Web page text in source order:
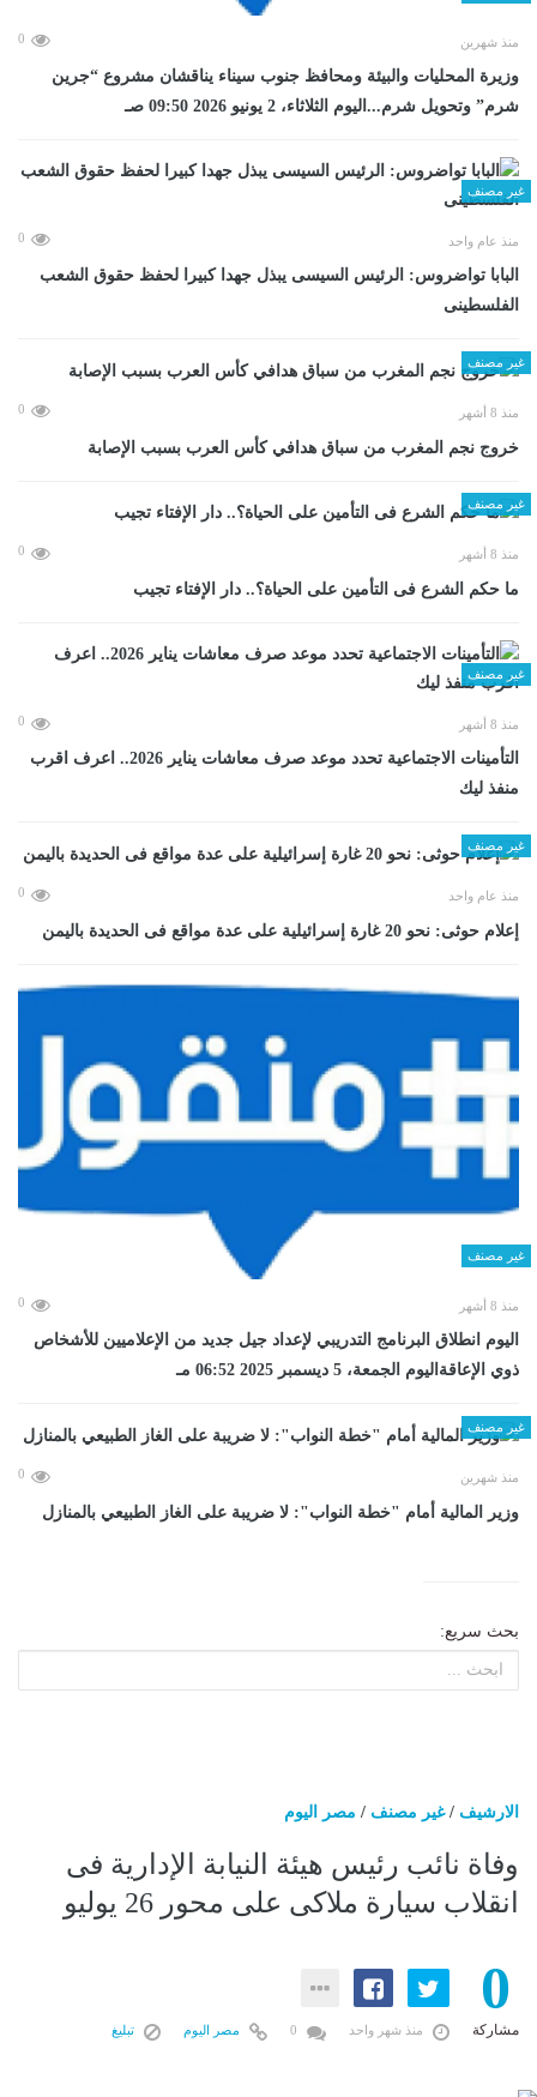
منذ شهرين 0
وزيرة المحليات والبيئة ومحافظ جنوب سيناء يناقشان مشروع “جرين
شرم” وتحويل شرم...اليوم الثلاثاء، 2 يونيو 2026 09:50 صـ
غير مصنف
منذ عام واحد 0
البابا تواضروس: الرئيس السيسى يبذل جهدا كبيرا لحفظ حقوق الشعب
الفلسطينى
غير مصنف
منذ 8 أشهر 0
خروج نجم المغرب من سباق هدافي كأس العرب بسبب الإصابة
غير مصنف
منذ 8 أشهر 0
ما حكم الشرع فى التأمين على الحياة؟.. دار الإفتاء تجيب
غير مصنف
منذ 8 أشهر 0
التأمينات الاجتماعية تحدد موعد صرف معاشات يناير 2026.. اعرف اقرب
منفذ ليك
غير مصنف
منذ عام واحد 0
إعلام حوثى: نحو 20 غارة إسرائيلية على عدة مواقع فى الحديدة باليمن
غير مصنف
منذ 8 أشهر 0
اليوم انطلاق البرنامج التدريبي لإعداد جيل جديد من الإعلاميين للأشخاص
ذوي الإعاقةاليوم الجمعة، 5 ديسمبر 2025 06:52 مـ
غير مصنف
منذ شهرين 0
وزير المالية أمام "خطة النواب": لا ضريبة على الغاز الطبيعي بالمنازل
بحث سريع:
الارشيف /غير مصنف / مصر اليوم
وفاة نائب رئيس هيئة النيابة الإدارية فى
انقلاب سيارة ملاكى على محور 26 يوليو
0
مشاركة منذ شهر واحد مصر اليوم تبليغ